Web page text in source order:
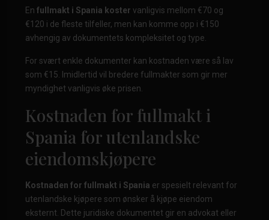
En fullmakt i Spania koster vanligvis mellom €70 og
€120 i de fleste tilfeller, men kan komme opp i €150
avhengig av dokumentets kompleksitet og type.
For svært enkle dokumenter kan kostnaden være så lav
som €15. Imidlertid vil bredere fullmakter som gir mer
myndighet vanligvis øke prisen.
Kostnaden for fullmakt i
Spania for utenlandske
eiendomskjøpere
Kostnaden for fullmakt i Spania er spesielt relevant for
utenlandske kjøpere som ønsker å kjøpe eiendom
eksternt. Dette juridiske dokumentet gir en advokat eller